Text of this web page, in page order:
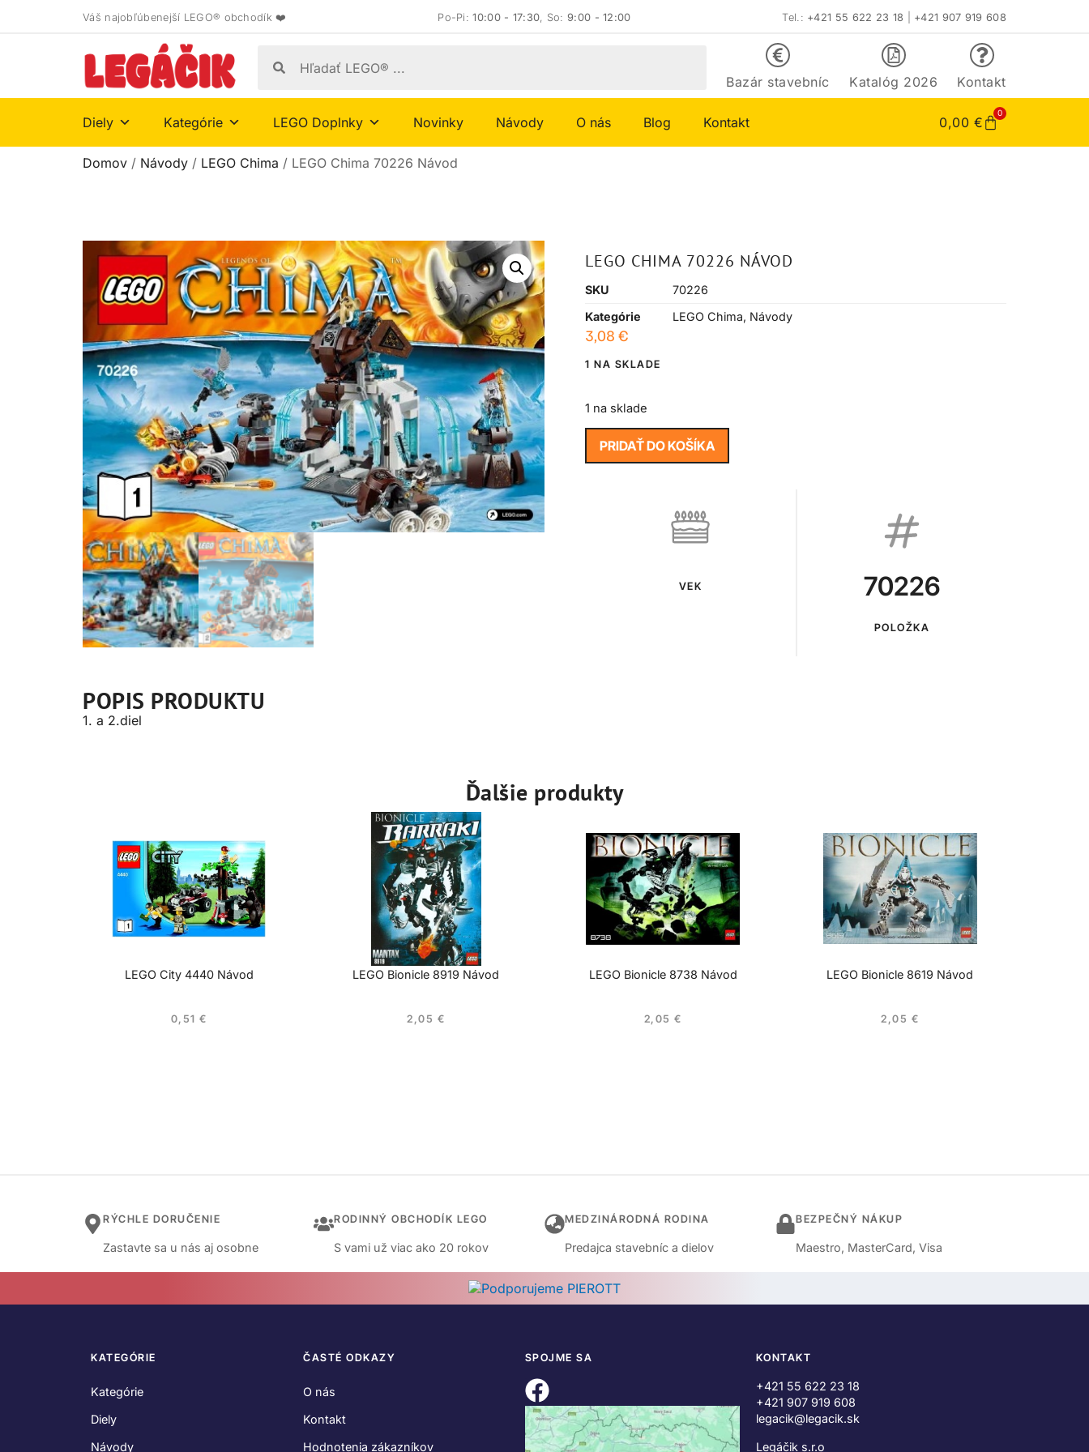
Váš najobľúbenejší LEGO® obchodík ❤️ Po-Pi:10:00 - 17:30, So:9:00 - 12:00 Tel.: +421 55 622 23 18 +421 907 919 608
Bazár stavebníc Katalóg 2026 Kontakt
Diely Kategórie LEGO Doplnky Novinky Návody O nás Blog Kontakt 0,00 €
0
Domov / Návody / LEGO Chima / LEGO Chima 70226 Návod
LEGO CHIMA 70226 NÁVOD
SKU
70226
Kategórie
LEGO Chima, Návody
3,08 €
1 NA SKLADE
1 na sklade
PRIDAŤ DO KOŠÍKA
VEK 70226
POLOŽKA
POPIS PRODUKTU
1. a 2.diel
Ďalšie produkty
LEGO City 4440 Návod
0,51€
LEGO Bionicle 8919 Návod
2,05 €
LEGO Bionicle 8738 Návod
2,05€
LEGO Bionicle 8619 Návod
2,05 €
RÝCHLE DORUČENIE
Zastavte sa u nás aj osobne
RODINNÝ OBCHODÍK LEGO
S vami už viac ako 20 rokov
MEDZINÁRODNÁ RODINA
Predajca stavebníc a dielov
BEZPEČNÝ NÁKUP
Maestro, MasterCard, Visa
KATEGÓRIE
Kategórie
Diely
Návody
ČASTÉ ODKAZY
O nás
Kontakt
Hodnotenia zákazníkov
SPOJME SA KONTAKT
+421 55 622 23 18
+421 907 919 608
legacik@legacik.sk
Legáčik s.r.o